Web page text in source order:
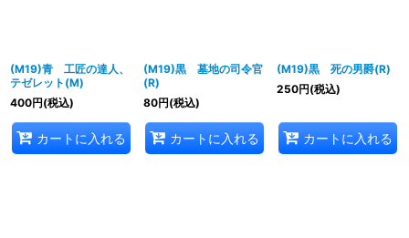
(M19)青 工匠の達人、
テゼレット(M)
400円(税込)
カートに入れる
(M19)黒 墓地の司令官
(R)
80円(税込)
カートに入れる
(M19)黒 死の男爵(R)
250円(税込)
カートに入れる